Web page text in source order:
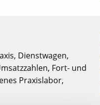
Dienstwagen,
Fort- und
Praxislabor,